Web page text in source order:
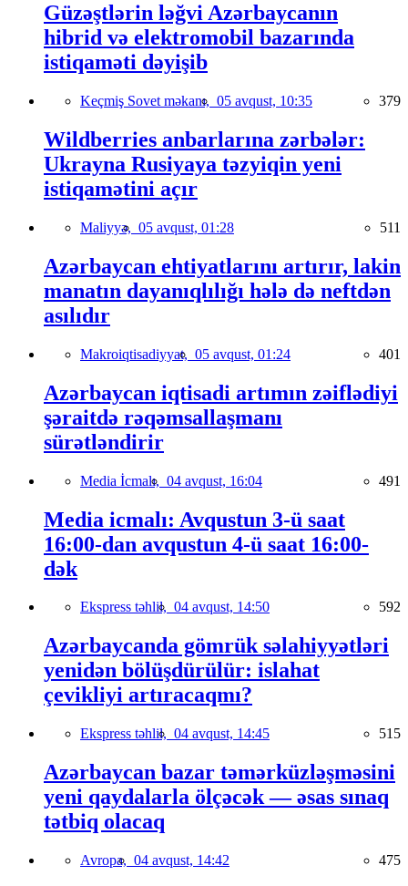
Güzəştlərin ləğvi Azərbaycanın
hibrid və elektromobil bazarında
istiqaməti dəyişib
Keçmiş Sovet məkanı, 05 avqust, 10:35 379
Wildberries anbarlarına zərbələr:
Ukrayna Rusiyaya təzyiqin yeni
istiqamətini açır
Maliyyə, 05 avqust, 01:28 511
Azərbaycan ehtiyatlarını artırır, lakin
manatın dayanıqlılığı hələ də neftdən
asılıdır
Makroiqtisadiyyat, 05 avqust, 01:24 401
Azərbaycan iqtisadi artımın zəiflədiyi
şəraitdə rəqəmsallaşmanı
sürətləndirir
Media İcmalı, 04 avqust, 16:04 491
Media icmalı: Avqustun 3-ü saat
16:00-dan avqustun 4-ü saat 16:00-
dək
Ekspress təhlil, 04 avqust, 14:50 592
Azərbaycanda gömrük səlahiyyətləri
yenidən bölüşdürülür: islahat
çevikliyi artıracaqmı?
Ekspress təhlil, 04 avqust, 14:45 515
Azərbaycan bazar təmərküzləşməsini
yeni qaydalarla ölçəcək — əsas sınaq
tətbiq olacaq
Avropa, 04 avqust, 14:42 475